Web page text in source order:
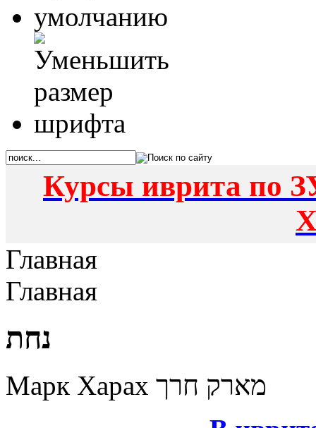
Курсы иврита по
Главная
Главная
נחת
Марк Харах מארק חרך